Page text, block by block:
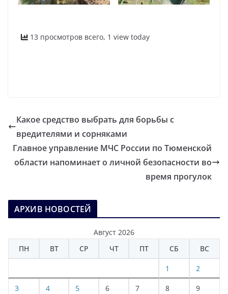
13 просмотров всего, 1 view today
Какое средство выбрать для борьбы с
вредителями и сорняками
Главное управление МЧС России по Тюменской
области напоминает о личной безопасности во
время прогулок
АРХИВ НОВОСТЕЙ
Август 2026
ПН
ВТ СР ЧТ ПТ СБ ВС
1 2
3 4 5 6 7 8 9